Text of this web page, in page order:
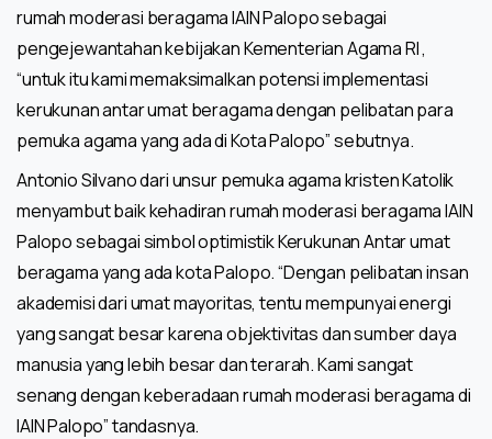
rumah moderasi beragama IAIN Palopo sebagai
pengejewantahan kebijakan Kementerian Agama RI ,
“untuk itu kami memaksimalkan potensi implementasi
kerukunan antar umat beragama dengan pelibatan para
pemuka agama yang ada di Kota Palopo” sebutnya.
Antonio Silvano dari unsur pemuka agama kristen Katolik
menyambut baik kehadiran rumah moderasi beragama IAIN
Palopo sebagai simbol optimistik Kerukunan Antar umat
beragama yang ada kota Palopo. “Dengan pelibatan insan
akademisi dari umat mayoritas, tentu mempunyai energi
yang sangat besar karena objektivitas dan sumber daya
manusia yang lebih besar dan terarah. Kami sangat
senang dengan keberadaan rumah moderasi beragama di
IAIN Palopo” tandasnya.